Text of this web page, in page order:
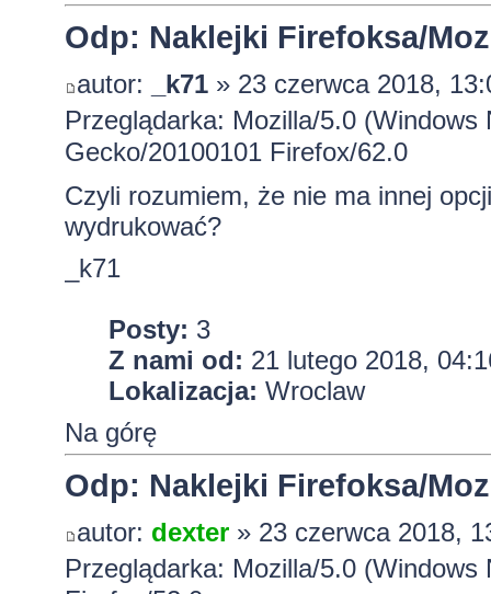
Odp: Naklejki Firefoksa/
autor: _k71» 23 czerwca 2018,
Przeglądarka: Mozilla/5.0
Gecko/20100101 Firefox/62.0
Czyli rozumiem, że nie ma innej
wydrukować?
_k71
Posty: 3
Z nami od: 21 lutego 2018,
Lokalizacja: Wroclaw
Na górę
Odp: Naklejki Firefoksa/
autor: dexter» 23 czerwca 2018,
Przeglądarka: Mozilla/5.0